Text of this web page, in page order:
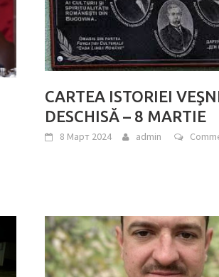
CARTEA ISTORIEI
DESCHISĂ – 8 MARTIE
8 Март 2024 admin